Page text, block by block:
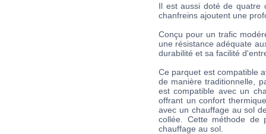
Il est aussi doté de quatre
chanfreins ajoutent une
Conçu pour un trafic
une résistance adéquate
durabilité et sa facilité
Ce parquet est compatible
de manière traditionnelle,
est compatible avec un
offrant un confort
avec un chauffage au sol
collée. Cette méthode de
chauffage au sol.